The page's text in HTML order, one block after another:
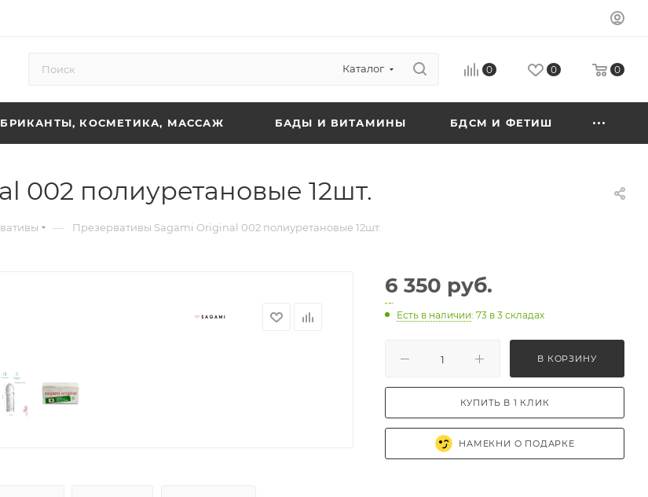
Каталог 0 0 0
КОСМЕТИКА, МАССАЖ БАДЫ И ВИТАМИНЫ БДСМ И ФЕТИШ
002 полиуретановые 12шт.
— Презервативы Sagami Original 002 полиуретановые 12шт.
6 350 руб.
Есть в наличии: 73 в 3 складах
В КОРЗИНУ
КУПИТЬ В 1 КЛИК
НАМЕКНИ О ПОДАРКЕ